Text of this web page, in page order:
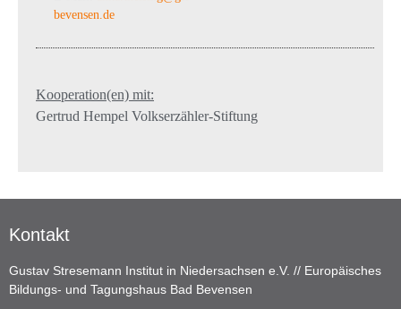
bevensen.de
Kooperation(en) mit:
Gertrud Hempel Volkserzähler-Stiftung
Kontakt
Gustav Stresemann Institut in Niedersachsen e.V. // Europäisches
Bildungs- und Tagungshaus Bad Bevensen